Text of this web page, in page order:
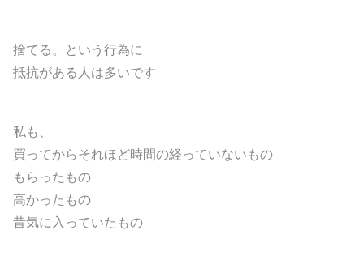
捨てる。という行為に
抵抗がある人は多いです
私も、
買ってからそれほど時間の経っていないもの
もらったもの
高かったもの
昔気に入っていたもの